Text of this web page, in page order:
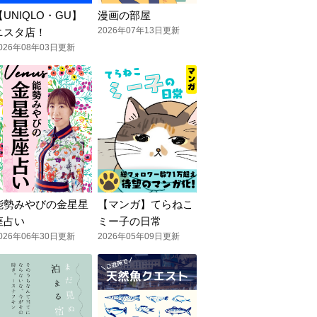
UNIQLO・GU】
スタ店！
年08年03日更新
漫画の部屋
2026年07年13日更新
勢みやびの金星星
占い
年06年30日更新
【マンガ】てらねこ
ミー子の日常
2026年05年09日更新